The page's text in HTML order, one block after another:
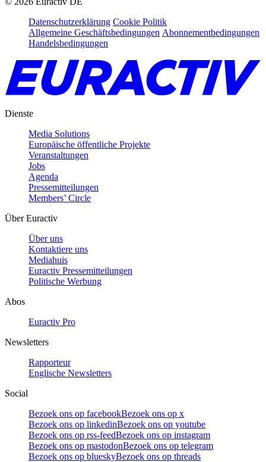
Datenschutzerklärung Cookie Politik
Allgemeine Geschäftsbedingungen Abonnementbedingungen
Handelsbedingungen
Dienste
Media Solutions
Europäische öffentliche Projekte
Veranstaltungen
Jobs
Agenda
Pressemitteilungen
Members’ Circle
Über Euractiv
Über uns
Kontaktiere uns
Mediahuis
Euractiv Pressemitteilungen
Politische Werbung
Abos
Euractiv Pro
Newsletters
Rapporteur
Englische Newsletters
Social
Bezoek ons op facebookBezoek ons op x
Bezoek ons op linkedinBezoek ons op youtube
Bezoek ons op rss-feedBezoek ons op instagram
Bezoek ons op mastodonBezoek ons op telegram
Bezoek ons op blueskyBezoek ons op threads